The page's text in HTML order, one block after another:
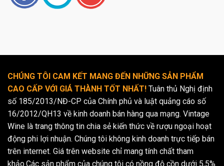
CHÚNG TÔI CAM KẾT MANG ĐẾN NHỮNG SẢN PHẨM
CAO CẤP VỚI GIÁ THÀNH TỐT NHẤT! Tuân thủ Nghị định
số 185/2013/NĐ-CP của Chính phủ và luật quảng cáo số
16/2012/QH13 về kinh doanh bán hàng qua mạng. Vintage
Wine là trang thông tin chia sẻ kiến thức về rượu ngoại hoạt
động phi lợi nhuận. Chúng tôi không kinh doanh trực tiếp bán
trên internet. Giá trên website chỉ mang tính chất tham
khảo.Các sản phẩm của chúng tôi có nồng độ cồn dưới 5,5%